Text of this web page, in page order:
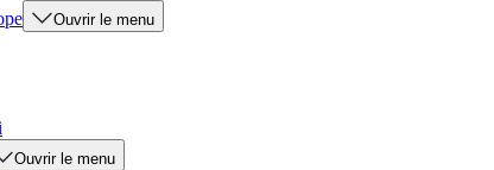
Ouvrir le menu
Ouvrir le menu